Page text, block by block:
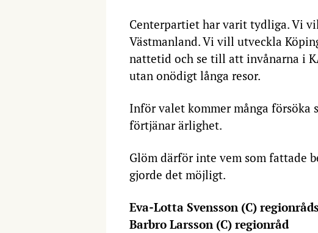
Centerpartiet har varit tydliga. Vi
Västmanland. Vi vill utveckla
nattetid och se till att invånarna i
utan onödigt långa resor.
Inför valet kommer många försöka
förtjänar ärlighet.
Glöm därför inte vem som fattade
gjorde det möjligt.
Eva-Lotta Svensson (C)
Barbro Larsson (C) regionråd